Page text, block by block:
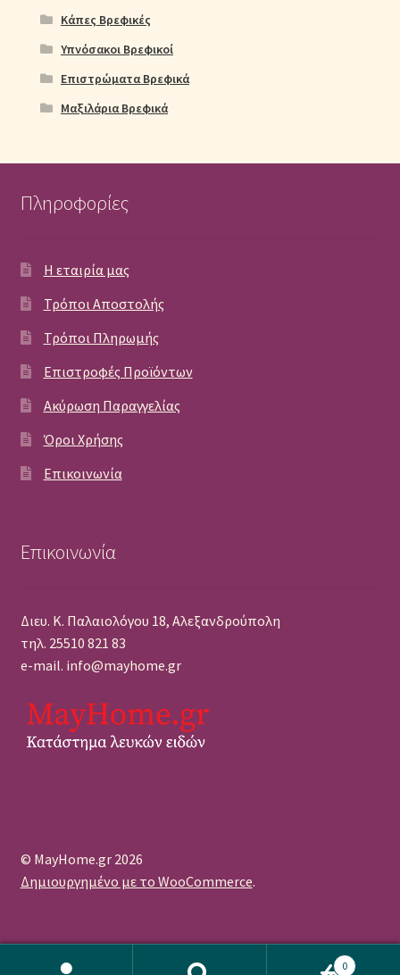
Κάπες Βρεφικές
Υπνόσακοι Βρεφικοί
Επιστρώματα Βρεφικά
Μαξιλάρια Βρεφικά
Πληροφορίες
Η εταιρία μας
Τρόποι Αποστολής
Τρόποι Πληρωμής
Επιστροφές Προϊόντων
Ακύρωση Παραγγελίας
Όροι Χρήσης
Επικοινωνία
Επικοινωνία
Διευ. Κ. Παλαιολόγου 18, Αλεξανδρούπολη
τηλ. 25510 821 83
e-mail. info@mayhome.gr
© MayHome.gr 2026
Δημιουργημένο με το WooCommerce.
0